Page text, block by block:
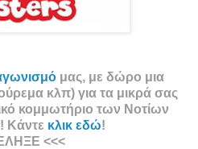
μας, με δώρο μια
κλπ) για τα μικρά σας
κομμωτήριο των Νοτίων
Κάντε κλικ εδώ!
<<<